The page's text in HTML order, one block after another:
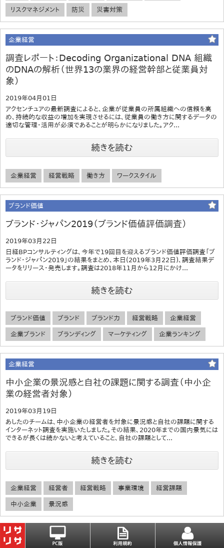
リスクマネジメント 防災 災害対策
企業経営
調査レポート：Decoding Organizational DNA 組織
のDNAの解析（世界13の業界の経営幹部と従業員対
象）
2019年04月01日
アクセンチュアの最新調査によると、企業が従業員の所属組織への信頼を高
め、持続的な収益の増加を実現させるには、従業員の働き方に関するデータの
適切な管理・活用が必須であることが明らかになりました。アク...
続きを読む
企業経営 経営戦略 働き方 ワークスタイル
ブランド価値
ブランド・ジャパン2019（ブランド価値評価調査）
2019年03月22日
日経BPコンサルティングは、今年で19回目を迎えるブランド価値評価調査「ブ
ランド・ジャパン2019」の結果をまとめ、本日(2019年3月22日)、調査結果デ
ータをリリース・発売します。調査は2018年11月から12月にかけ...
続きを読む
ブランド価値 ブランド ブランド力 経営戦略 企業経営
企業ブランド ブランディング マーケティング 企業ランキング
企業経営
中小企業の景況感と自社の課題に関する調査（中小企
業の経営者対象）
2019年03月19日
あしたのチームは、中小企業の経営者を対象に景況感と自社の課題に関する
インターネット調査を実施いたしました。その結果、2020年までの国内景気には
できるが長くは続かないと考えていること、自社の課題として...
続きを読む
企業経営 経営者 経営戦略 事業環境 経営課題
中小企業 景況感